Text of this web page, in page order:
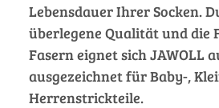
Lebensdauer Ihrer Socken.
überlegene Qualität und die
Fasern eignet sich JAWOLL
ausgezeichnet für Baby-,
Herrenstrickteile.